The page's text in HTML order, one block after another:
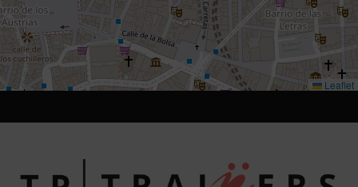
Leaflet